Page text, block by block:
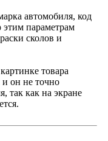
автомобиля, код
этим параметрам
сколов и
товара
он не точно
так как на экране